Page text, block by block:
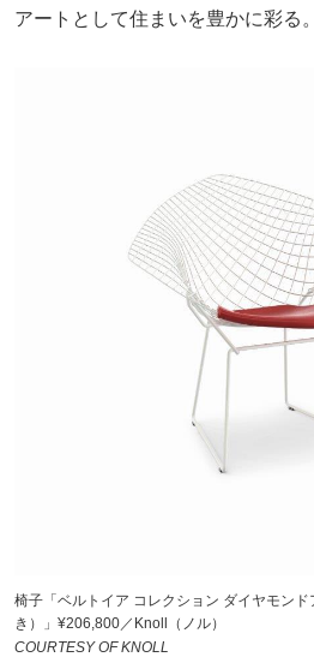
アートとして住まいを豊かに彩る。
椅子「ベルトイア コレクション ダイヤモン
き）」¥206,800／Knoll（ノル）
COURTESY OF KNOLL